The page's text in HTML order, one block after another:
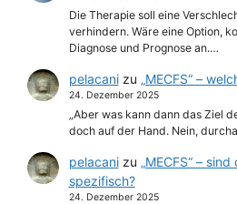
Die Therapie soll eine
verhindern. Wäre eine Option,
Diagnose und Prognose an.…
pelacanizu „MECFS“ –
24. Dezember 2025
„Aber was kann dann das Ziel
doch auf der Hand. Nein,
pelacanizu „MECFS“ –
spezifisch?
24. Dezember 2025